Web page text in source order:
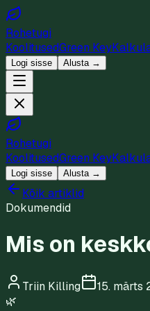
Rohetugi
KoolitusedGreen Key
Logi sisse Alusta →
Rohetugi
KoolitusedGreen Key
Logi sisse Alusta →
Kõik artiklid
Dokumendid
Mis on
Triin Killing 15. märts
🌿